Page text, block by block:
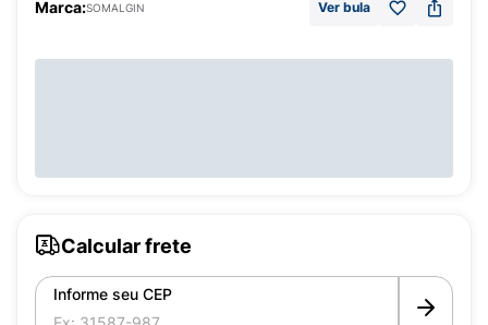
Marca:SOMALGIN Ver bula
Calcular frete
Informe seu CEP